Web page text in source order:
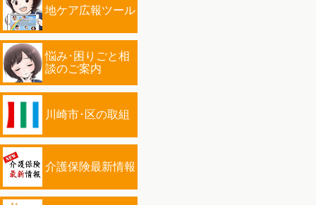
地ケア広報ツール
悩み･困りごと相
談のご案内
川崎市･区の取組
介護保険最新情報